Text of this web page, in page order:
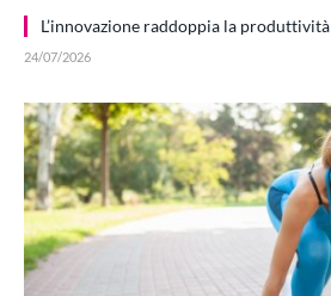
L’innovazione raddoppia la produttività
24/07/2026